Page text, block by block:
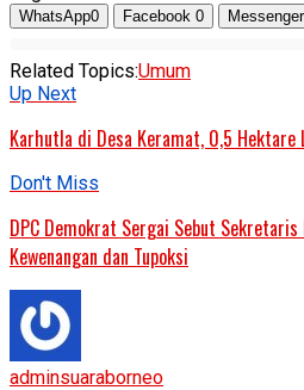
WhatsApp0 Facebook 0 Messenger
Related Topics:Umum
Up Next
Karhutla di Desa Keramat, 0,5 Hektare
Don't Miss
DPC Demokrat Sergai Sebut Sekretaris
Kewenangan dan Tupoksi
adminsuaraborneo